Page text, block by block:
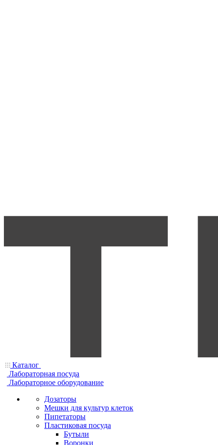
Каталог
Лабораторная посуда
Лабораторное оборудование
Дозаторы
Мешки для культур клеток
Пипетаторы
Пластиковая посуда
Бутыли
Воронки